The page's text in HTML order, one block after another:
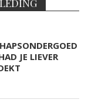
JE LIEVER